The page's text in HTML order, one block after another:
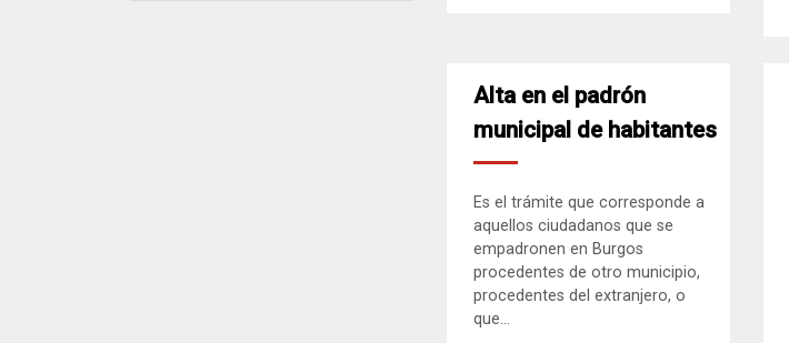
Alta en el padrón
municipal de habitantes
Es el trámite que corresponde a
aquellos ciudadanos que se
empadronen en Burgos
procedentes de otro municipio,
procedentes del extranjero, o
que...